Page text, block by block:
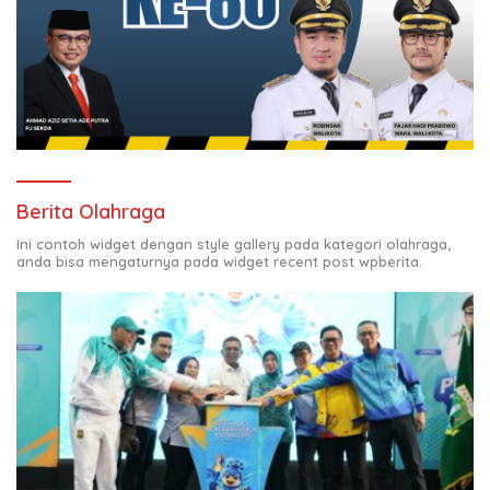
Berita Olahraga
Ini contoh widget dengan style gallery pada kategori olahraga,
anda bisa mengaturnya pada widget recent post wpberita.